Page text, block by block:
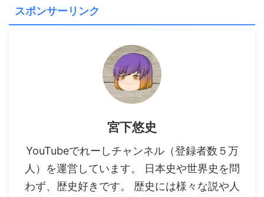
スポンサーリンク
宮下悠史
YouTubeでれーしチャンネル（登録者数５万
人）を運営しています。 日本史や世界史を問
わず、歴史好きです。 歴史には様々な説や人